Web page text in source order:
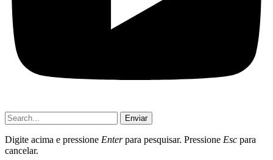
Enviar
Digite acima e pressione Enterpara pesquisar. Pressione Esc para
cancelar.